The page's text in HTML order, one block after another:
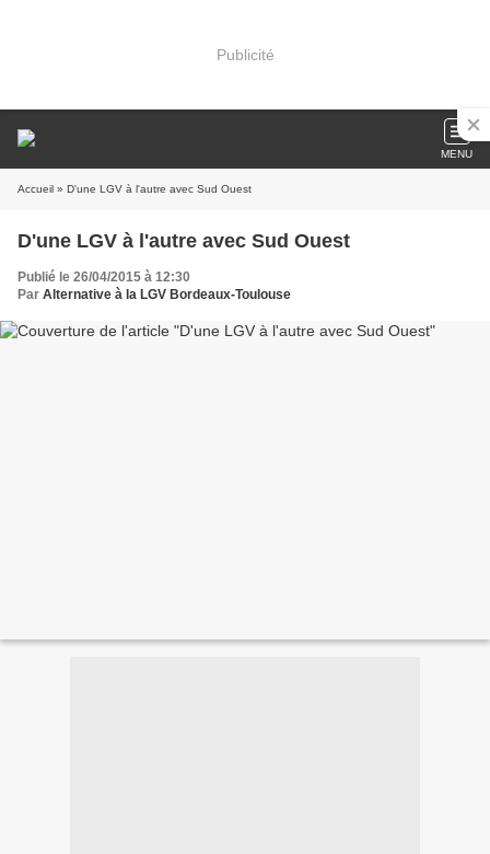
Publicité
MENU
Accueil » D'une LGV à l'autre avec Sud Ouest
D'une LGV à l'autre avec Sud Ouest
Publié le 26/04/2015 à 12:30
Par Alternative à la LGV Bordeaux-Toulouse